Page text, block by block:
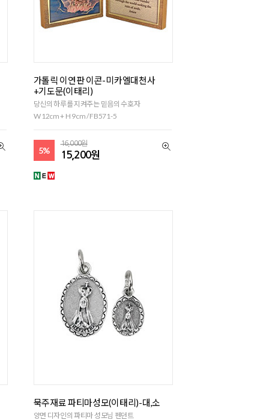
가톨릭 이연판 이콘-미카엘대천사
+기도문(이태리)
당신의 하루를 지켜주는 믿음의 수호자
W 12cm + H 9cm / FB571-5
5%
16,000원
15,200원
묵주재료 파티마성모(이태리)-대,소
양면 디자인의 파티마 성모님 펜던트